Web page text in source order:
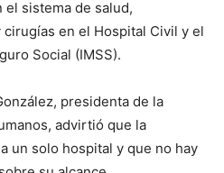
el sistema de salud,
en el Hospital Civil y el
Social (IMSS).
presidenta de la
advirtió que la
un solo hospital y que no hay